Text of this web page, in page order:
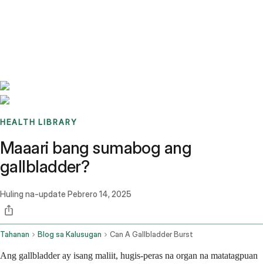
HEALTH LIBRARY
Maaari bang sumabog ang
gallbladder?
Huling na-update Pebrero 14, 2025
Tahanan Blog sa Kalusugan Can A Gallbladder Burst
Ang gallbladder ay isang maliit, hugis-peras na organ na matatagpuan